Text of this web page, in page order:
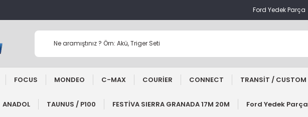
Ford Yedek Parça
FOCUS MONDEO C-MAX COURİER CONNECT TRANSİT / CUSTOM
ANADOL TAUNUS / P100 FESTİVA SIERRA GRANADA 17M 20M Ford Yedek Parça